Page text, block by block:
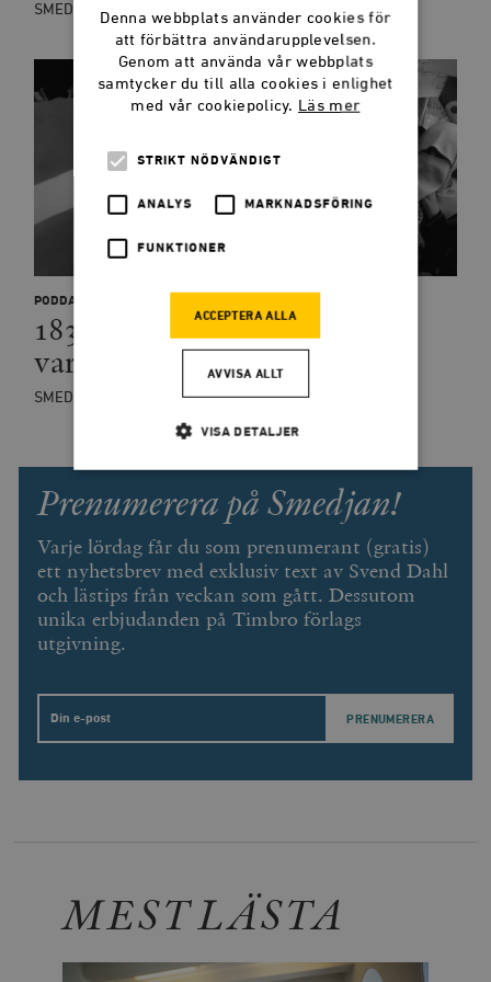
SMEDJANPODDEN
PODDAR
183: Inläst – Karikatyrkrisen
var Nordens 9/11
SMEDJANPODDEN
Prenumerera på Smedjan!
Varje lördag får du som prenumerant (gratis)
ett nyhetsbrev med exklusiv text av Svend Dahl
och lästips från veckan som gått. Dessutom
unika erbjudanden på Timbro förlags
utgivning.
Email
MEST LÄSTA
Denna webbplats använder cookies för
att förbättra användarupplevelsen.
Genom att använda vår webbplats
samtycker du till alla cookies i enlighet
med vår cookiepolicy. Läs mer
STRIKT NÖDVÄNDIGT
ANALYS MARKNADSFÖRING
FUNKTIONER
ACCEPTERA ALLA
AVVISA ALLT
VISA DETALJER
Strikt nödvändigt Analys
Marknadsföring Funktioner
Strikt nödvändiga kakor tillåter
kärnwebbplatsfunktioner som användarinloggning
och kontohantering. Webbplatsen kan inte användas
Automattic